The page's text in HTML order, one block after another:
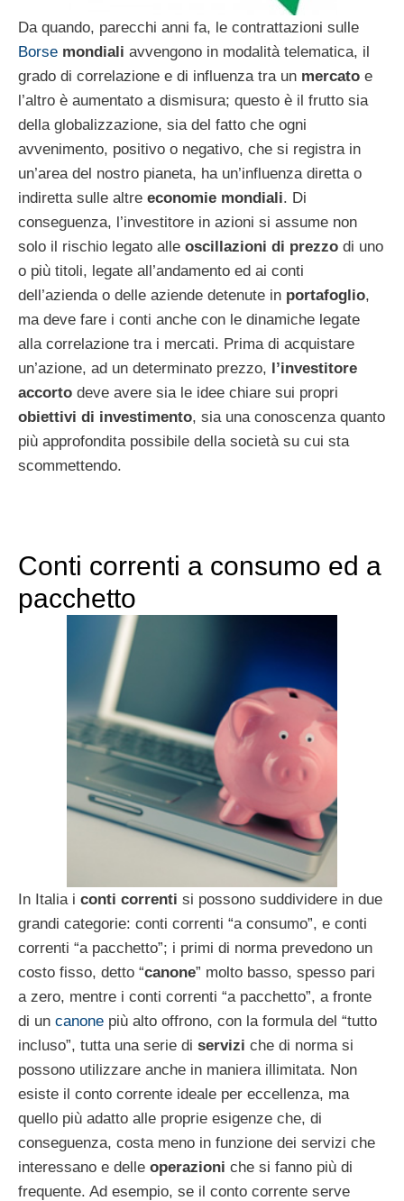
Da quando, parecchi anni fa, le contrattazioni sulle
Borse mondiali avvengono in modalità telematica, il
grado di correlazione e di influenza tra un mercato e
l’altro è aumentato a dismisura; questo è il frutto sia
della globalizzazione, sia del fatto che ogni
avvenimento, positivo o negativo, che si registra in
un’area del nostro pianeta, ha un’influenza diretta o
indiretta sulle altre economie mondiali. Di
conseguenza, l’investitore in azioni si assume non
solo il rischio legato alle oscillazioni di prezzo di uno
o più titoli, legate all’andamento ed ai conti
dell’azienda o delle aziende detenute in portafoglio,
ma deve fare i conti anche con le dinamiche legate
alla correlazione tra i mercati. Prima di acquistare
un’azione, ad un determinato prezzo,
l’investitore
accorto deve avere sia le idee chiare sui propri
obiettivi di investimento, sia una conoscenza quanto
più approfondita possibile della società su cui sta
scommettendo.
Conti correnti a consumo ed a
pacchetto
In Italia i conti correnti si possono suddividere in due
grandi categorie: conti correnti “a consumo”, e conti
correnti “a pacchetto”; i primi di norma prevedono un
costo fisso, detto “canone” molto basso, spesso pari
a zero, mentre i conti correnti “a pacchetto”, a fronte
di un canone più alto offrono, con la formula del “tutto
incluso”, tutta una serie di servizi che di norma si
possono utilizzare anche in maniera illimitata. Non
esiste il conto corrente ideale per eccellenza, ma
quello più adatto alle proprie esigenze che, di
conseguenza, costa meno in funzione dei servizi che
interessano e delle operazioni che si fanno più di
frequente. Ad esempio, se il conto corrente serve